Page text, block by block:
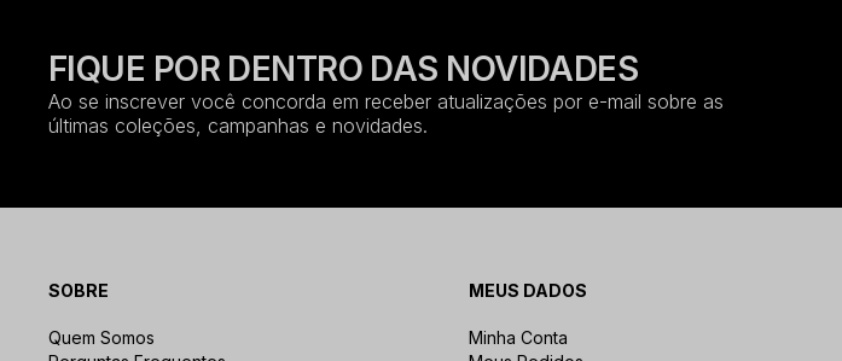
FIQUE POR DENTRO DAS NOVIDADES
Ao se inscrever você concorda em receber atualizações por e-mail sobre as
últimas coleções, campanhas e novidades.
SOBRE
Quem Somos
MEUS DADOS
Minha Conta